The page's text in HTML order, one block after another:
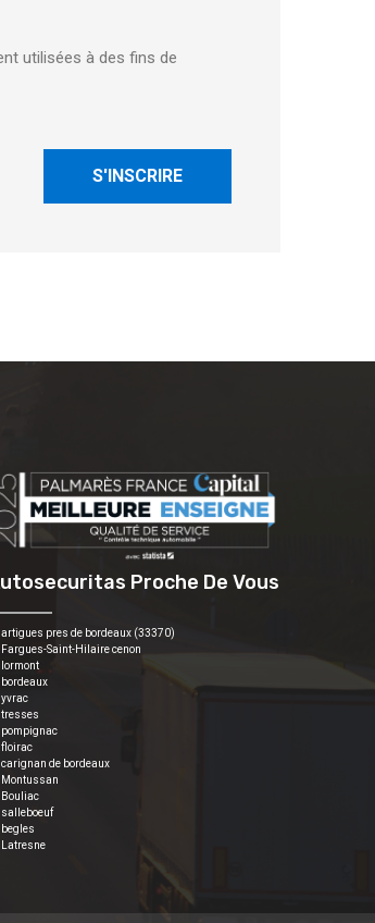
utilisées à des fins de
S'INSCRIRE
Proche De Vous
artigues pres de bordeaux (33370)
Fargues-Saint-Hilaire cenon
lormont
bordeaux
yvrac
tresses
pompignac
floirac
carignan de bordeaux
Montussan
Bouliac
salleboeuf
begles
Latresne